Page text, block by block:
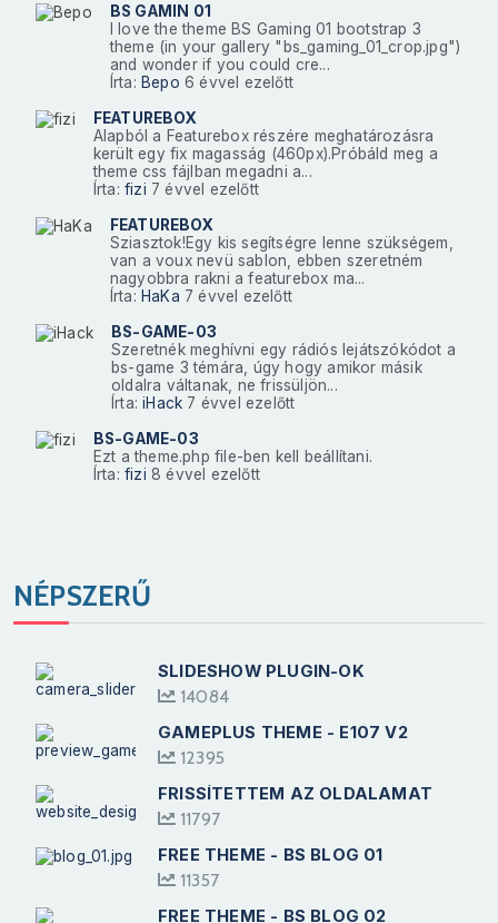
BS GAMIN 01
I love the theme BS Gaming 01 bootstrap 3
theme (in your gallery "bs_gaming_01_crop.jpg")
and wonder if you could cre...
Írta: Bepo 6 évvel ezelőtt
FEATUREBOX
Alapból a Featurebox részére meghatározásra
került egy fix magasság (460px).Próbáld meg a
theme css fájlban megadni a...
Írta:fizi 7 évvel ezelőtt
FEATUREBOX
Sziasztok!Egy kis segítségre lenne szükségem,
van a voux nevü sablon, ebben szeretném
nagyobbra rakni a featurebox ma...
Írta: HaKa 7 évvel ezelőtt
BS-GAME-03
Szeretnék meghívni egy rádiós lejátszókódot a
bs-game 3 témára, úgy hogy amikor másik
oldalra váltanak, ne frissüljön...
Írta:iHack 7 évvel ezelőtt
BS-GAME-03
Ezt a theme.php file-ben kell beállítani.
Írta:fizi 8 évvel ezelőtt
NÉPSZERŰ
SLIDESHOW PLUGIN-OK
14084
GAMEPLUS THEME - E107 V2
12395
FRISSÍTETTEM AZ OLDALAMAT
11797
FREE THEME - BS BLOG 01
11357
FREE THEME - BS BLOG 02